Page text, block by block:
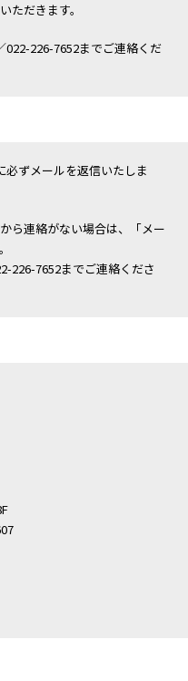
ただきます。
226-7652までご連絡くだ
必ずメールを返信いたしま
ら連絡がない場合は、「メー
226-7652までご連絡くださ